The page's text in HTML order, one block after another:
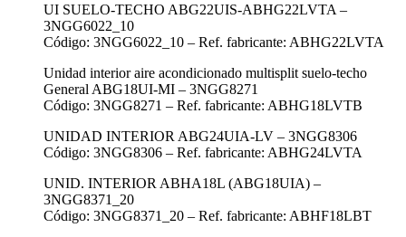
UI SUELO-TECHO ABG22UIS-ABHG22LVTA –
3NGG6022_10
Código: 3NGG6022_10 – Ref. fabricante: ABHG22LVTA
Unidad interior aire acondicionado multisplit suelo-techo
General ABG18UI-MI – 3NGG8271
Código: 3NGG8271 – Ref. fabricante: ABHG18LVTB
UNIDAD INTERIOR ABG24UIA-LV – 3NGG8306
Código: 3NGG8306 – Ref. fabricante: ABHG24LVTA
UNID. INTERIOR ABHA18L (ABG18UIA) –
3NGG8371_20
Código: 3NGG8371_20 – Ref. fabricante: ABHF18LBT